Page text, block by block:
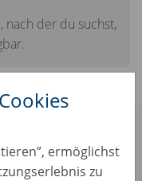
ermöglichst
zu
nach der du suchst,
könnten: